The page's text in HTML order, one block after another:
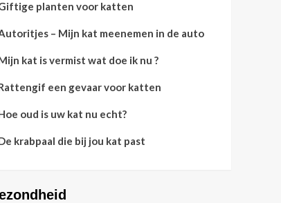
planten voor katten
– Mijn kat meenemen in de auto
kat is vermist wat doe ik nu ?
een gevaar voor katten
oud is uw kat nu echt?
krabpaal die bij jou kat past